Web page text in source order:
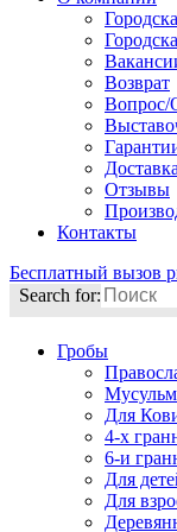
Возврат
Вопрос/
Отзывы
Контакты
Бесплатный вызов
Search for:
Гробы
Для
4-х
6-и
Для
Для